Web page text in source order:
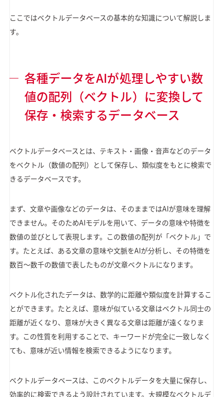
ここではベクトルデータベースの基本的な知識について解説しま
す。
各種データをAIが処理しやすい数
値の配列（ベクトル）に変換して
保存・検索するデータベース
ベクトルデータベースとは、テキスト・画像・音声などのデータ
をベクトル（数値の配列）として保存し、類似度をもとに検索で
きるデータベースです。
まず、文章や画像などのデータは、そのままではAIが意味を理解
できません。そのためAIモデルを用いて、データの意味や特徴を
数値の並びとして表現します。この数値の配列が「ベクトル」で
す。たとえば、ある文章の意味や文脈をAIが分析し、その特徴を
数百〜数千の数値で表したものが文章ベクトルになります。
ベクトル化されたデータは、数学的に距離や類似度を計算するこ
とができます。たとえば、意味が似ている文章はベクトル同士の
距離が近くなり、意味が大きく異なる文章は距離が遠くなりま
す。この性質を利用することで、キーワードが完全に一致しなく
ても、意味が近い情報を検索できるようになります。
ベクトルデータベースは、このベクトルデータを大量に保存し、
効率的に検索できるよう設計されています。大規模なベクトルデ